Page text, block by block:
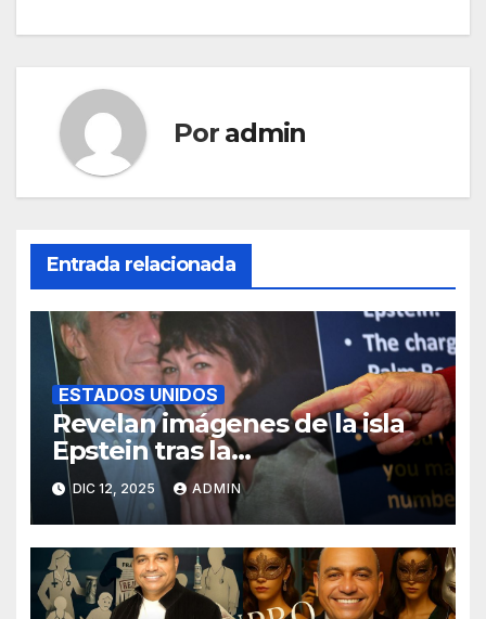
Por admin
Entrada relacionada
ESTADOS UNIDOS
Revelan imágenes de la isla
Epstein tras la
desclasificación de Trump
DIC 12, 2025 ADMIN